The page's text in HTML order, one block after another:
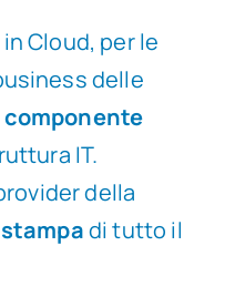
Cloud, per le
delle
componente
IT.
della
di tutto il